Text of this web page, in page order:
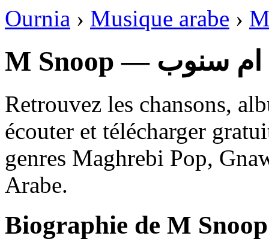
Ournia › Musique arabe ›
M Snoop — ام سنوب
Retrouvez les chansons,
écouter et télécharger
genres Maghrebi Pop,
Arabe.
Biographie de M Snoop